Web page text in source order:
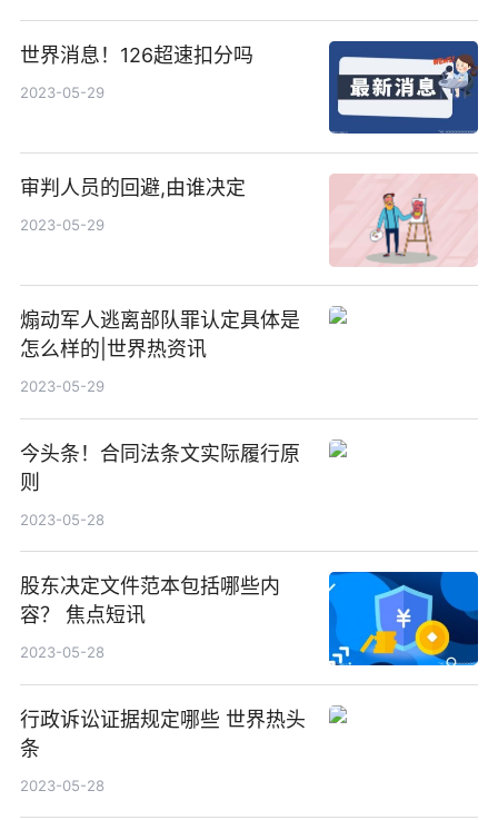
世界消息！126超速扣分吗
2023-05-29
审判人员的回避,由谁决定
2023-05-29
煽动军人逃离部队罪认定具体是
怎么样的|世界热资讯
2023-05-29
今头条！合同法条文实际履行原
则
2023-05-28
股东决定文件范本包括哪些内
容？ 焦点短讯
2023-05-28
行政诉讼证据规定哪些 世界热头
条
2023-05-28